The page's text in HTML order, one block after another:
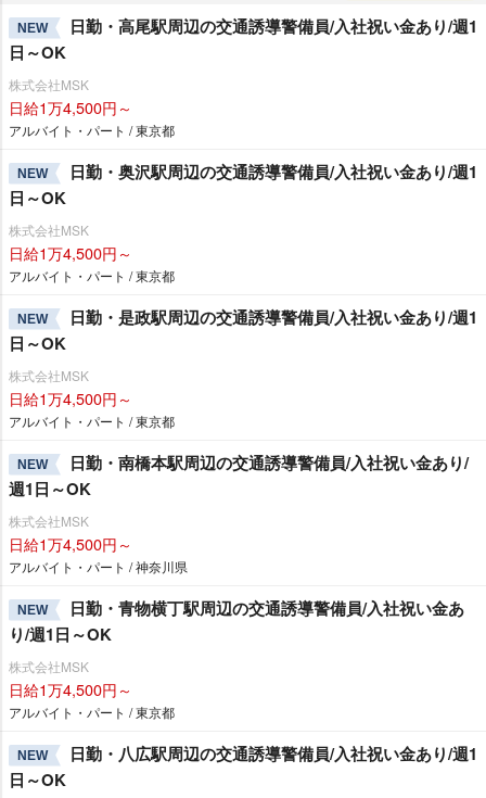
NEW
日勤・高尾駅周辺の交通誘導警備員/入社祝い金あり/週1
日～OK
株式会社MSK
日給1万4,500円～
アルバイト・パート / 東京都
NEW
日勤・奥沢駅周辺の交通誘導警備員/入社祝い金あり/週1
日～OK
株式会社MSK
日給1万4,500円～
アルバイト・パート / 東京都
NEW
日勤・是政駅周辺の交通誘導警備員/入社祝い金あり/週1
日～OK
株式会社MSK
日給1万4,500円～
アルバイト・パート / 東京都
NEW
日勤・南橋本駅周辺の交通誘導警備員/入社祝い金あり/
週1日～OK
株式会社MSK
日給1万4,500円～
アルバイト・パート / 神奈川県
NEW
日勤・青物横丁駅周辺の交通誘導警備員/入社祝い金あ
り/週1日～OK
株式会社MSK
日給1万4,500円～
アルバイト・パート / 東京都
NEW
日勤・八広駅周辺の交通誘導警備員/入社祝い金あり/週1
日～OK